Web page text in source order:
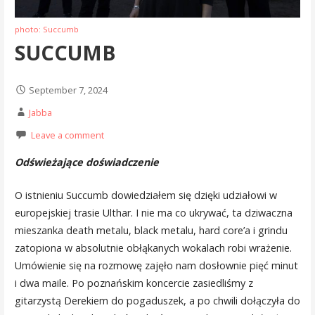
photo: Succumb
SUCCUMB
September 7, 2024
Jabba
Leave a comment
Odświeżające doświadczenie
O istnieniu Succumb dowiedziałem się dzięki udziałowi w
europejskiej trasie Ulthar. I nie ma co ukrywać, ta dziwaczna
mieszanka death metalu, black metalu, hard core’a i grindu
zatopiona w absolutnie obłąkanych wokalach robi wrażenie.
Umówienie się na rozmowę zajęło nam dosłownie pięć minut
i dwa maile. Po poznańskim koncercie zasiedliśmy z
gitarzystą Derekiem do pogaduszek, a po chwili dołączyła do